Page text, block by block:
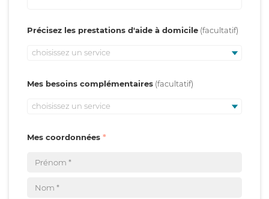
Précisez les prestations d'aide à domicile
choisissez un service
Mes besoins complémentaires
choisissez un service
Mes coordonnées